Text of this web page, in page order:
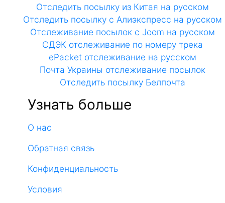
Отследить посылку из Китая на русском
Отследить посылку с Алиэкспресс на русском
Отслеживание посылок с Joom на русском
СДЭК отслеживание по номеру трека
ePacket отслеживание на русском
Почта Украины отслеживание посылок
Отследить посылку Белпочта
Узнать больше
О нас
Обратная связь
Конфиденциальность
Условия